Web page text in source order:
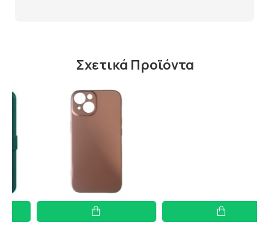
προστατεύοντας τη συσκευή από
Σχετικά Προϊόντα